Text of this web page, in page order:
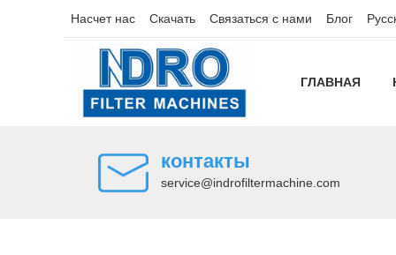
Насчет нас Скачать Связаться с нами Блог
ГЛАВНАЯ
контакты
service@indrofiltermachine.com